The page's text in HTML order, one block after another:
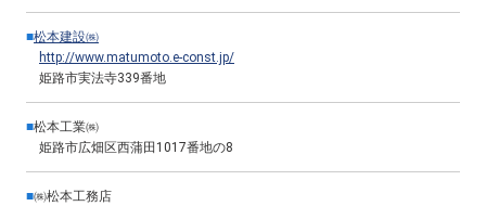
■松本建設㈱
http://www.matumoto.e-const.jp/
姫路市実法寺339番地
■松本工業㈱
姫路市広畑区西蒲田1017番地の8
■㈱松本工務店